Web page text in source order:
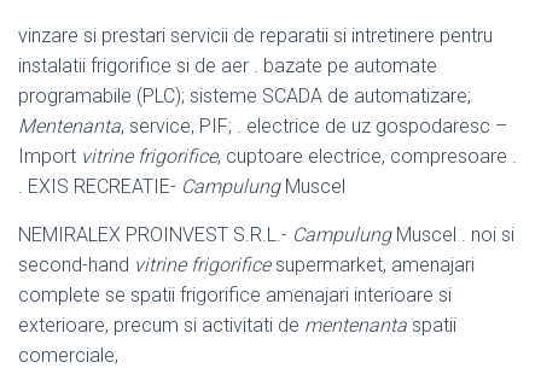
vinzare si prestari servicii de reparatii si intretinere pentru
instalatii frigorifice si de aer . bazate pe automate
programabile (PLC); sisteme SCADA de automatizare;
Mentenanta, service, PIF; . electrice de uz gospodaresc –
Import vitrine frigorifice, cuptoare electrice, compresoare .
. EXIS RECREATIE- CampulungMuscel
NEMIRALEX PROINVEST S.R.L.- CampulungMuscel . noi si
second-hand vitrine frigorificesupermarket, amenajari
complete se spatii frigorifice amenajari interioare si
exterioare, precum si activitati de mentenanta spatii
comerciale,